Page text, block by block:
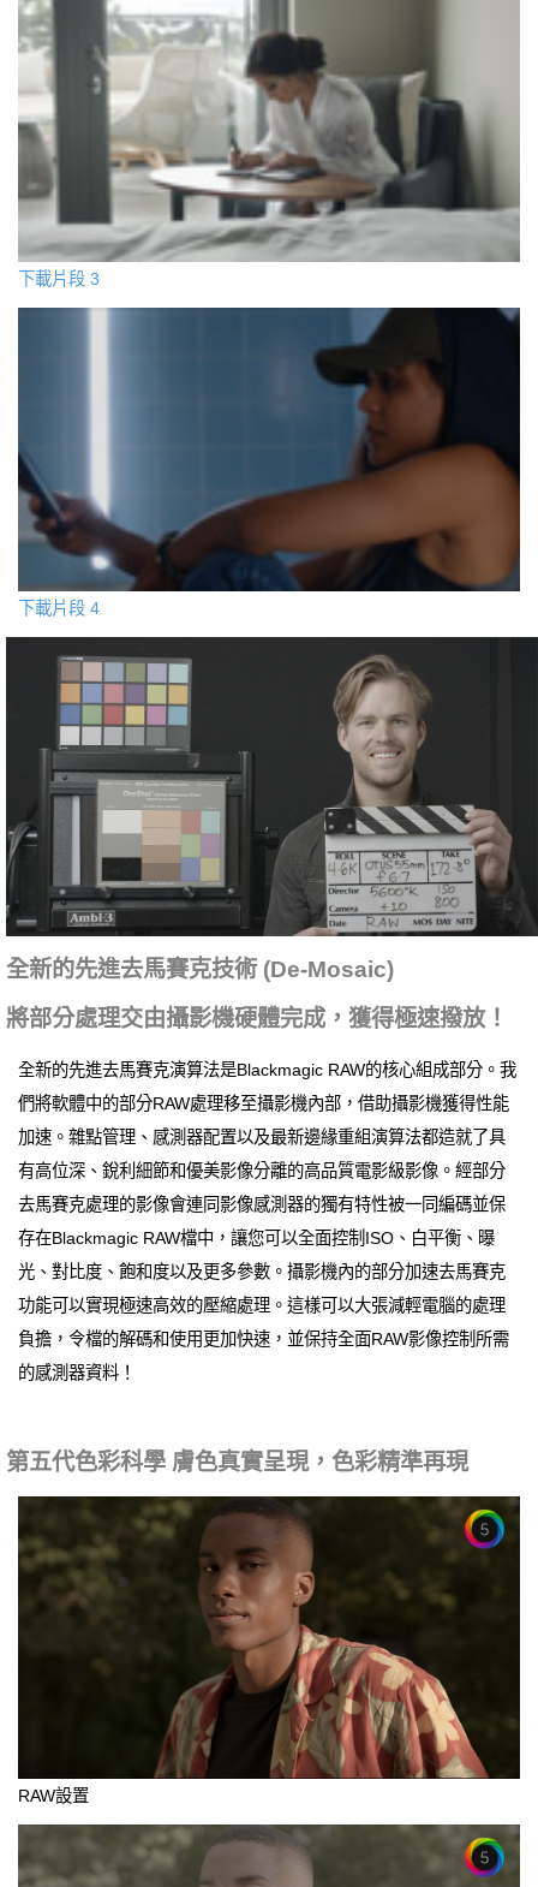
下載片段 3
下載片段 4
全新的先進去馬賽克技術 (De‑Mosaic)
將部分處理交由攝影機硬體完成，獲得極速撥放！
全新的先進去馬賽克演算法是Blackmagic RAW的核心組成部分。我
們將軟體中的部分RAW處理移至攝影機內部，借助攝影機獲得性能
加速。雜點管理、感測器配置以及最新邊緣重組演算法都造就了具
有高位深、銳利細節和優美影像分離的高品質電影級影像。經部分
去馬賽克處理的影像會連同影像感測器的獨有特性被一同編碼並保
存在Blackmagic RAW檔中，讓您可以全面控制ISO、白平衡、曝
光、對比度、飽和度以及更多參數。攝影機內的部分加速去馬賽克
功能可以實現極速高效的壓縮處理。這樣可以大張減輕電腦的處理
負擔，令檔的解碼和使用更加快速，並保持全面RAW影像控制所需
的感測器資料！
第五代色彩科學 膚色真實呈現，色彩精準再現
RAW設置